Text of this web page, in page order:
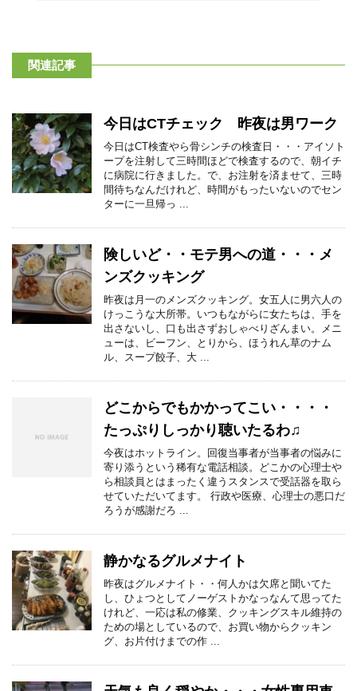
関連記事
今日はCTチェック 昨夜は男ワーク
今日はCT検査やら骨シンチの検査日・・・アイソト
ープを注射して三時間ほどで検査するので、朝イチ
に病院に行きました。で、お注射を済ませて、三時
間待ちなんだけれど、時間がもったいないのでセン
ターに一旦帰っ ...
険しいど・・モテ男への道・・・メ
ンズクッキング
昨夜は月一のメンズクッキング。女五人に男六人の
けっこうな大所帯。いつもながらに女たちは、手を
出さないし、口も出さずおしゃべりざんまい。メニ
ューは、ビーフン、とりから、ほうれん草のナム
ル、スープ餃子、大 ...
どこからでもかかってこい・・・・
たっぷりしっかり聴いたるわ♫
今夜はホットライン。回復当事者が当事者の悩みに
寄り添うという稀有な電話相談。どこかの心理士や
ら相談員とはまったく違うスタンスで受話器を取ら
せていただいてます。 行政や医療、心理士の悪口だ
ろうが感謝だろ ...
静かなるグルメナイト
昨夜はグルメナイト・・何人かは欠席と聞いてた
し、ひょつとしてノーゲストかなっなんて思ってた
けれど、一応は私の修業、クッキングスキル維持の
ための場としているので、お買い物からクッキン
グ、お片付けまでの作 ...